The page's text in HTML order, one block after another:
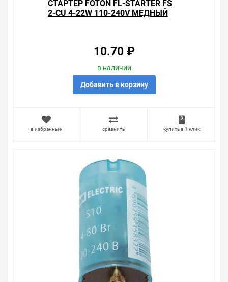
СТАРТЕР FOTON FL-STARTER FS
2-CU 4-22W 110-240V МЕДНЫЙ
10.70 ₽
в наличии
Добавить в корзину
в избранные сравнить купить в 1 клик